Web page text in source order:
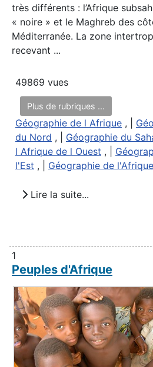
très différents : l’Afrique
« noire » et le Maghreb des
Méditerranée. La zone
recevant ...
49869 vues
Plus de rubriques ...
Géographie de l Afrique , |
du Nord , | Géographie du
l Afrique de l Ouest , |
l'Est , | Géographie de
Lire la suite...
1
Peuples d'Afrique